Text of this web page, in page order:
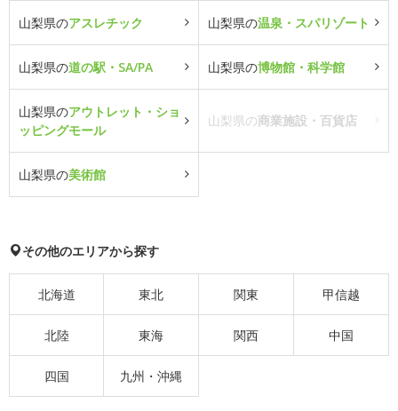
山梨県のアスレチック 山梨県の温泉・スパリゾート
山梨県の道の駅・SA/PA 山梨県の博物館・科学館
山梨県のアウトレット・ショ
ッピングモール
山梨県の商業施設・百貨店
山梨県の美術館
その他のエリアから探す
北海道 東北 関東 甲信越
北陸 東海 関西 中国
四国 九州・沖縄